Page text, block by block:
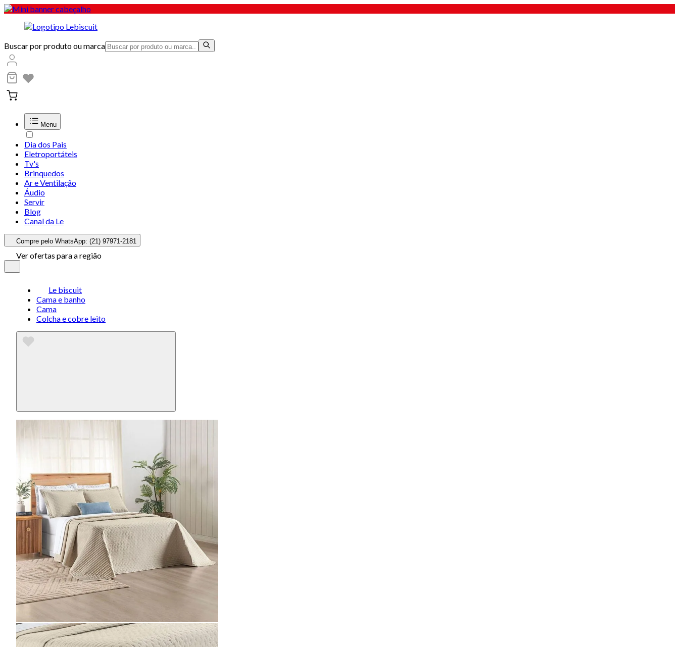
Buscar por produto ou marca
Menu
Dia dos Pais
Eletroportáteis
Tv's
Brinquedos
Ar e Ventilação
Áudio
Servir
Blog
Canal da Le
Compre pelo WhatsApp: (21) 97971-2181
Ver ofertas para a região
Le biscuit
Cama e banho
Cama
Colcha e cobre leito